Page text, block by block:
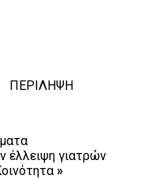
ΠΕΡΙΛΗΨΗ
έλλειψη γιατρών
»